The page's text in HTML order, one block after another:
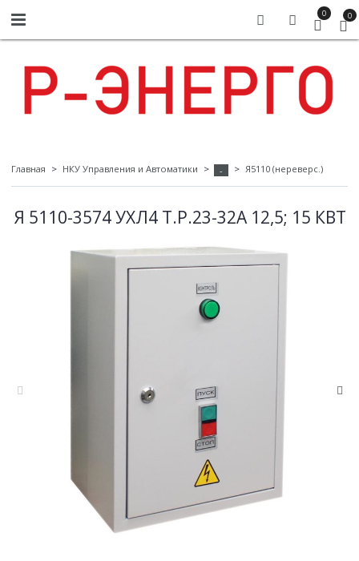
0 0
Главная НКУ Управления и Автоматики - Я5110 (нереверс.)
Я 5110-3574 УХЛ4 Т.Р.23-32А 12,5; 15 КВТ